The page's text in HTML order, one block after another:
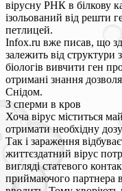
вірусну РНК в білкову
ізольований від решти
петлицей.
Infox.ru вже писав, що
залежить від
біологів вивчити ген
отримані знання
Снідом.
З сперми в кров
Хоча вірус міститься
отримати необхідну
Так і зараження
життєздатний вірус
вигляді статевого
приймаючого партнера в